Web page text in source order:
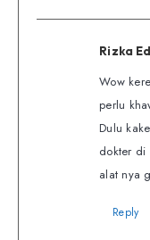
Rizka
Wow
perlu
Dulu
dokter di
alat nya
Reply